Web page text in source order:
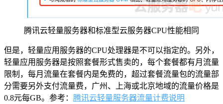
腾讯云轻量服务器和标准型云服务器CPU性能相同
但是，轻量应用服务器的CPU处理器是不可以指定的。另外，
轻量应用服务器是按照套餐形式售卖的，每个套餐都有月流量
限制，每月流量在套餐内是免费的，超过套餐流量包的流量部
分需要另外支付流量费，广州、上海或北京地域的流量价格是
0.8元每GB。参考： 腾讯云轻量服务器流量计费说明